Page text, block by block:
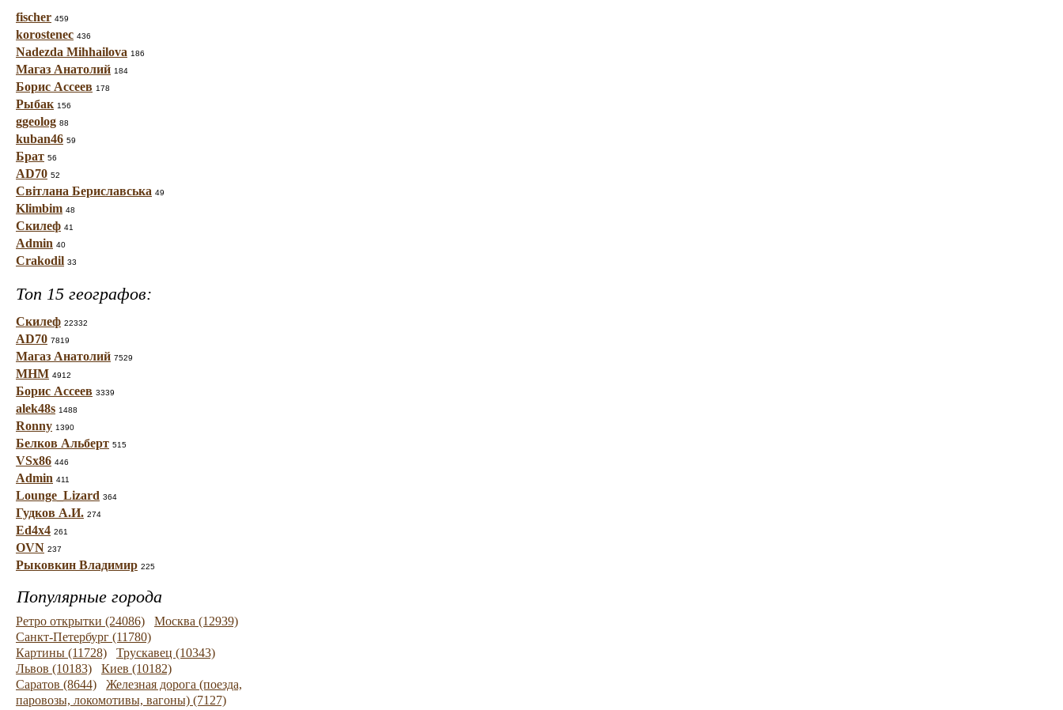
fischer 459
korostenec 436
Nadezda Mihhailova 186
Магаз Анатолий 184
Борис Ассеев 178
Рыбак 156
ggeolog 88
kuban46 59
Брат 56
AD70 52
Світлана Бериславська 49
Klimbim 48
Скилеф 41
Admin 40
Crakodil 33
Топ 15 географов:
Скилеф 22332
AD70 7819
Магаз Анатолий 7529
МНМ 4912
Борис Ассеев 3339
alek48s 1488
Ronny 1390
Белков Альберт 515
VSx86 446
Admin 411
Lounge_Lizard 364
Гудков А.И. 274
Ed4x4 261
OVN 237
Рыковкин Владимир 225
Популярные города
Ретро открытки (24086)
Москва (12939)
Санкт-Петербург (11780)
Картины (11728)
Трускавец (10343)
Львов (10183)
Киев (10182)
Саратов (8644)
Железная дорога (поезда,
паровозы, локомотивы, вагоны) (7127)